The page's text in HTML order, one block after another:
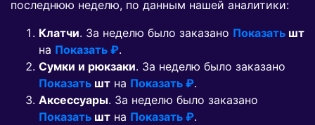
последнюю неделю, по данным нашей аналитики:
Клатчи. За неделю было заказано Показать шт
на Показать ₽.
Сумки и рюкзаки. За неделю было заказано
Показать шт на Показать ₽.
Аксессуары. За неделю было заказано
Показать шт на Показать ₽.